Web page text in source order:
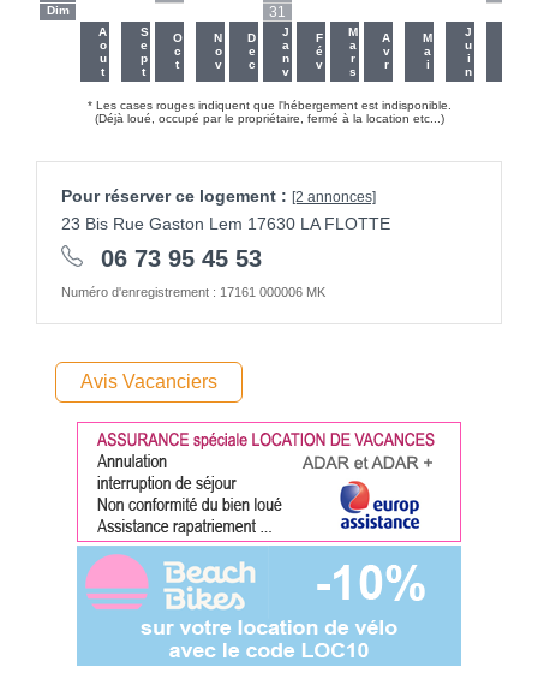
Dim
Aout Sept Oct Nov Dec
31
Janv Fév Mars Avr Mai Juin
* Les cases rouges indiquent que l'hébergement est indisponible.
(Déjà loué, occupé par le propriétaire, fermé à la location etc...)
Pour réserver ce logement : [2 annonces]
23 Bis Rue Gaston Lem 17630 LA FLOTTE
06 73 95 45 53
Numéro d'enregistrement : 17161 000006 MK
Avis Vacanciers